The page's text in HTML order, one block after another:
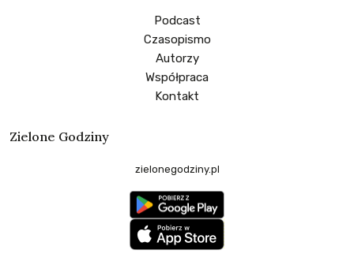
Podcast
Czasopismo
Autorzy
Współpraca
Kontakt
Zielone Godziny
zielonegodziny.pl